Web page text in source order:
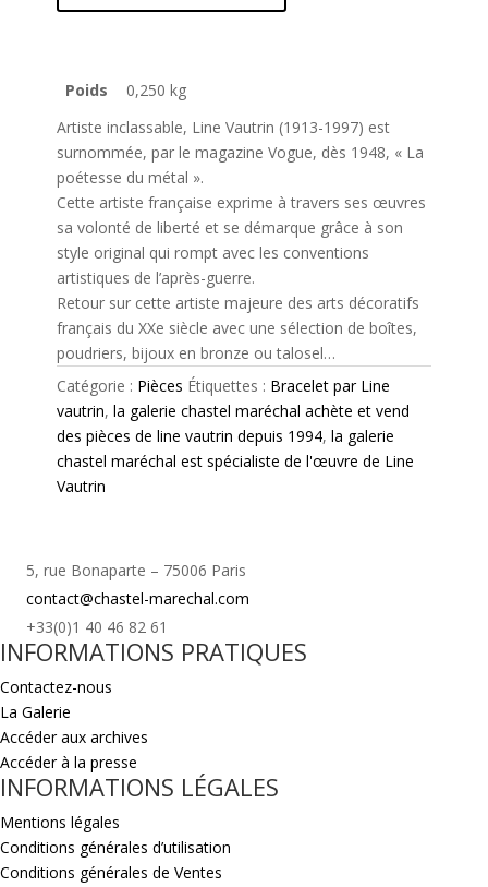
Poids
0,250 kg
Artiste inclassable, Line Vautrin (1913-1997) est
surnommée, par le magazine Vogue, dès 1948, « La
poétesse du métal ».
Cette artiste française exprime à travers ses œuvres
sa volonté de liberté et se démarque grâce à son
style original qui rompt avec les conventions
artistiques de l’après-guerre.
Retour sur cette artiste majeure des arts décoratifs
français du XXe siècle avec une sélection de boîtes,
poudriers, bijoux en bronze ou talosel…
Catégorie : Pièces Étiquettes : Bracelet par Line
vautrin, la galerie chastel maréchal achète et vend
des pièces de line vautrin depuis 1994, la galerie
chastel maréchal est spécialiste de l'œuvre de Line
Vautrin
5, rue Bonaparte – 75006 Paris
contact@chastel-marechal.com
+33(0)1 40 46 82 61
INFORMATIONS PRATIQUES
Contactez-nous
La Galerie
Accéder aux archives
Accéder à la presse
INFORMATIONS LÉGALES
Mentions légales
Conditions générales d’utilisation
Conditions générales de Ventes